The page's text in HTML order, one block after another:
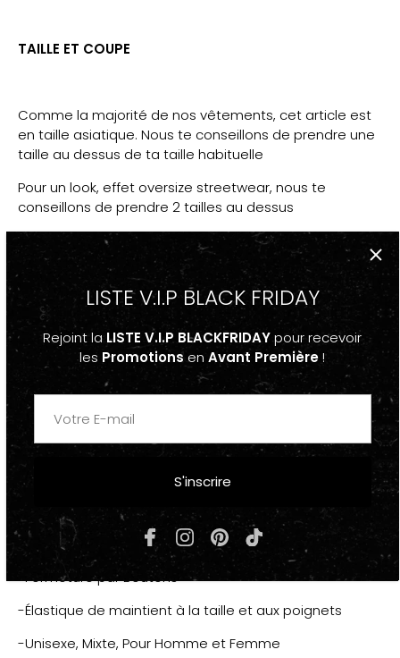
TAILLE ET COUPE
Comme la majorité de nos vêtements, cet article est
en taille asiatique. Nous te conseillons de prendre une
taille au dessus de ta taille habituelle
Pour un look, effet oversize streetwear, nous te
conseillons de prendre 2 tailles au dessus
PS : La majorité du temps, pour augmenter le coté
Oversize, les models portent les vêtements dans la
plus grande taille disponible.
PPS: Si tu as un doute, réfère-toi au guide des taille
DESCRIPTION
-VesteVeste Bomber MilitaireStreetwear
"AIR-FORCE"
-Jaune, Vert, Noir, Rouge
-2 poches latérales
-Fermeture par Boutons
-Élastique de maintient à la taille et aux poignets
-Unisexe, Mixte, Pour Homme et Femme
LISTE V.I.P BLACK FRIDAY
Rejoint la LISTE V.I.P BLACKFRIDAYpour recevoir
les Promotions en Avant Première!
S'inscrire